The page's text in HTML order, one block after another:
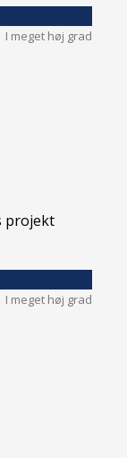
I meget høj grad
projekt
I meget høj grad